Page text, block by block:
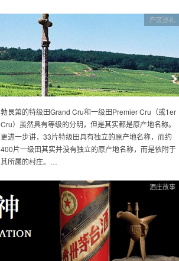
产区巡礼
勃艮第的特级田Grand Cru和一级田Premier Cru（或1er
Cru）虽然具有等级的分明，但是其实都是原产地名称。
更进一步讲，33片特级田具有独立的原产地名称，而约
400片一级田其实并没有独立的原产地名称，而是依附于
其所属的村庄。…
酒庄故事